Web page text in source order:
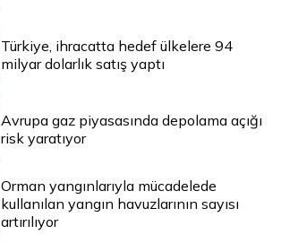
Türkiye, ihracatta hedef ülkelere 94
milyar dolarlık satış yaptı
Avrupa gaz piyasasında depolama açığı
risk yaratıyor
Orman yangınlarıyla mücadelede
kullanılan yangın havuzlarının sayısı
artırılıyor